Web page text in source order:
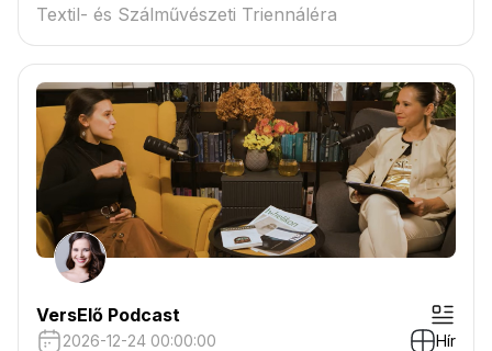
Textil- és Szálművészeti Triennáléra
VersElő Podcast
2026-12-24 00:00:00 Hír